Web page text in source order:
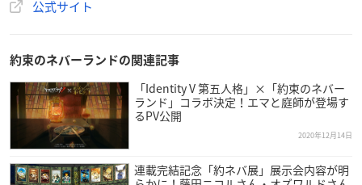
ランチトートバッグ：1,500円＋税
公式サイト
約束のネバーランドの関連記事
「Identity V 第五人格」×「約束のネバー
ランド」コラボ決定！エマと庭師が登場す
るPV公開
2020年12月14日
連載完結記念「約ネバ展」展示会内容が明